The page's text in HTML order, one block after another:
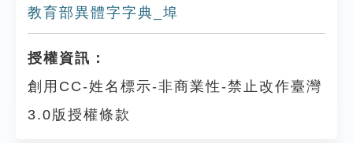
教育部異體字字典_埠
授權資訊：
創用CC-姓名標示-非商業性-禁止改作臺灣
3.0版授權條款